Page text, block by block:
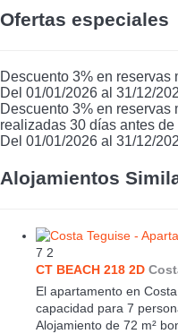
Ofertas especiales
Descuento 3% en reservas
Del 01/01/2026 al 31/12/
Descuento 3% en reservas
realizadas 30 días antes
Del 01/01/2026 al 31/12/
Alojamientos
7 2
CT BEACH 218 2D
El apartamento en
capacidad para 7
Alojamiento de 72 m²